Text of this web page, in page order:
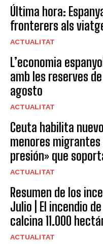
Última hora:
fronterers als
ACTUALITAT
L’economia
amb les reserves
agosto
ACTUALITAT
Ceuta habilita
menores
presión» que
ACTUALITAT
Resumen de los
Julio | El incendio
calcina 11.000
ACTUALITAT